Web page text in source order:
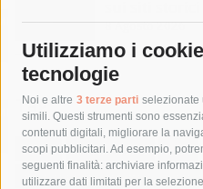
Utilizziamo i
tecnologie
Noi e altre 3 terze parti selezionate
simili. Questi strumenti sono
contenuti digitali, migliorare la
scopi pubblicitari. Ad esempio,
seguenti finalità: archiviare
utilizzare dati limitati per la
8 Agosto 2026
Tag
acqua allerta meteo
anas
area marina protetta di punta